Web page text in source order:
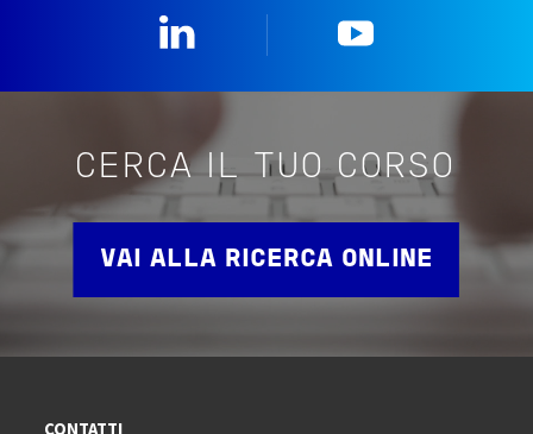
CERCA IL TUO CORSO
VAI ALLA RICERCA ONLINE
CONTATTI